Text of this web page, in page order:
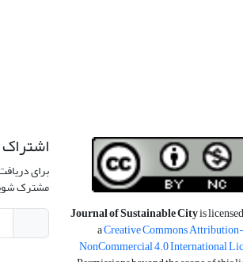
Journal of Sustainable Cityis
aCreative Commons
NonCommercial 4.0 International
برای
مشترک